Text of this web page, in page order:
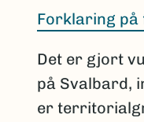
Forklaring
Det er gjort
på Svalbard,
er